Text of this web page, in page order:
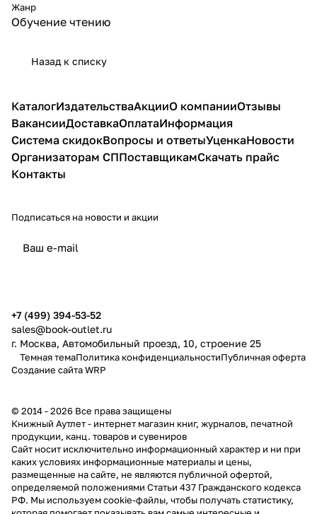
Жанр
Обучение чтению
Назад к списку
КаталогИздательстваАкцииО компанииОтзывы
ВакансииДоставкаОплатаИнформация
Система скидокВопросы и ответыУценкаНовости
Организаторам СППоставщикамСкачать прайс
Контакты
Подписаться на новости и акции
+7 (499) 394-53-52
sales@book-outlet.ru
г. Москва, Автомобильный проезд, 10, строение 25
Темная темаПолитика конфиденциальностиПубличная оферта
Создание сайтаWRP
© 2014 - 2026 Все права защищены
Книжный Аутлет - интернет магазин книг, журналов, печатной
продукции, канц. товаров и сувениров
Cайт носит исключительно информационный характер и ни при
каких условиях информационные материалы и цены,
размещенные на сайте, не являются публичной офертой,
определяемой положениями Статьи 437 Гражданского кодекса
РФ. Мы используем cookie-файлы, чтобы получать статистику,